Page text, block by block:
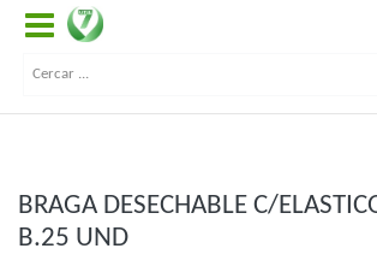
BRAGA DESECHABLE C/
B.25 UND